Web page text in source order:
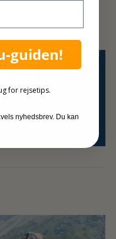
hvor turister og
ubåd,
år 1999.
guiden!
for rejsetips.
nyhedsbrev. Du kan